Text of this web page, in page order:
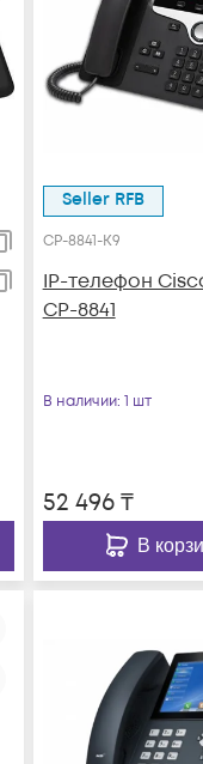
Seller RFB
CP-8841-K9
IP-телефон
CP-8841
В наличии: 1 шт
52 496₸
В